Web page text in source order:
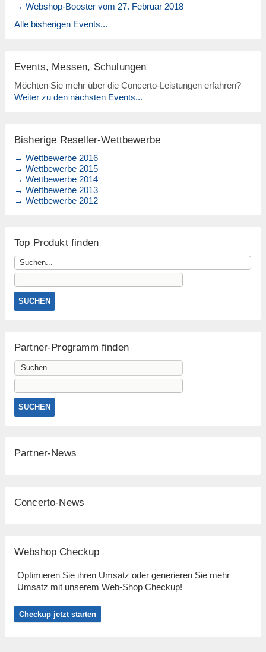
→ Webshop-Booster vom 27. Februar 2018
Alle bisherigen Events...
Events, Messen, Schulungen
Möchten Sie mehr über die Concerto-Leistungen erfahren?
Weiter zu den nächsten Events...
Bisherige Reseller-Wettbewerbe
→ Wettbewerbe 2016
→ Wettbewerbe 2015
→ Wettbewerbe 2014
→ Wettbewerbe 2013
→ Wettbewerbe 2012
Top Produkt finden
Partner-Programm finden
Partner-News
Concerto-News
Webshop Checkup
Optimieren Sie ihren Umsatz oder generieren Sie mehr
Umsatz mit unserem Web-Shop Checkup!
Checkup jetzt starten